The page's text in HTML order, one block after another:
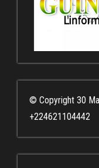
© Copyright 30
+224621104442